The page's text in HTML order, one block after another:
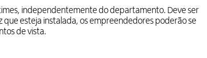
independentemente do departamento. Deve ser
esteja instalada, os empreendedores poderão se
de vista.